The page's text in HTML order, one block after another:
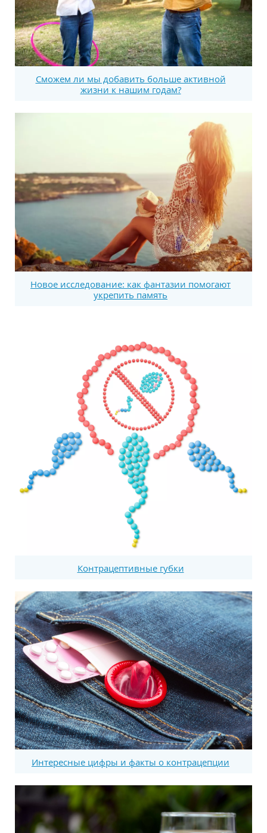
Сможем ли мы добавить больше активной
жизни к нашим годам?
Новое исследование: как фантазии помогают
укрепить память
Контрацептивные губки
Интересные цифры и факты о контрацепции